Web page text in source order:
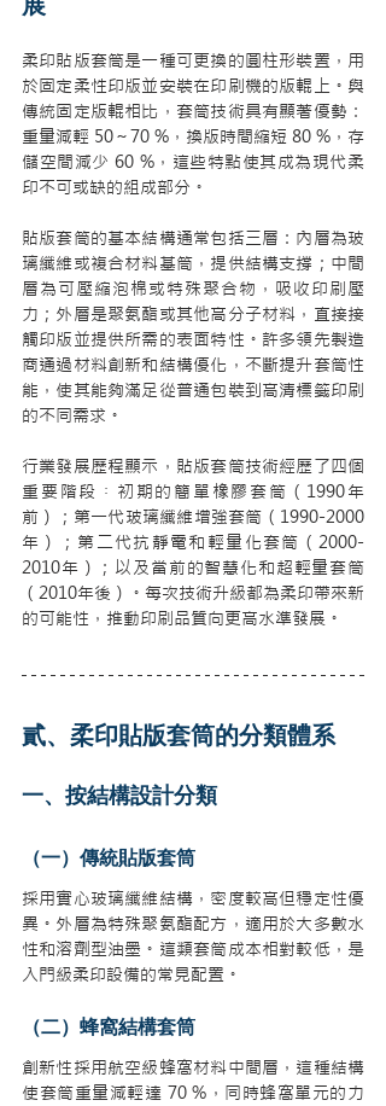
柔印貼版套筒是一種可更換的圓柱形裝置，用
於固定柔性印版並安裝在印刷機的版輥上。與
傳統固定版輥相比，套筒技術具有顯著優勢：
重量減輕 50～70 %，換版時間縮短 80 %，存
儲空間減少 60 %，這些特點使其成為現代柔
印不可或缺的組成部分。
貼版套筒的基本結構通常包括三層：內層為玻
璃纖維或複合材料基筒，提供結構支撐；中間
層為可壓縮泡棉或特殊聚合物，吸收印刷壓
力；外層是聚氨酯或其他高分子材料，直接接
觸印版並提供所需的表面特性。許多領先製造
商通過材料創新和結構優化，不斷提升套筒性
能，使其能夠滿足從普通包裝到高清標籤印刷
的不同需求。
行業發展歷程顯示，貼版套筒技術經歷了四個
重要階段︰初期的簡單橡膠套筒（1990年
前）；第一代玻璃纖維增強套筒（1990-2000
年）；第二代抗靜電和輕量化套筒（2000-
2010年）；以及當前的智慧化和超輕量套筒
（2010年後）。每次技術升級都為柔印帶來新
的可能性，推動印刷品質向更高水準發展。
貳、柔印貼版套筒的分類體系
一、按結構設計分類
（一）傳統貼版套筒
採用實心玻璃纖維結構，密度較高但穩定性優
異。外層為特殊聚氨酯配方，適用於大多數水
性和溶劑型油墨。這類套筒成本相對較低，是
入門級柔印設備的常見配置。
（二）蜂窩結構套筒
創新性採用航空級蜂窩材料中間層，這種結構
使套筒重量減輕達 70 %，同時蜂窩單元的力